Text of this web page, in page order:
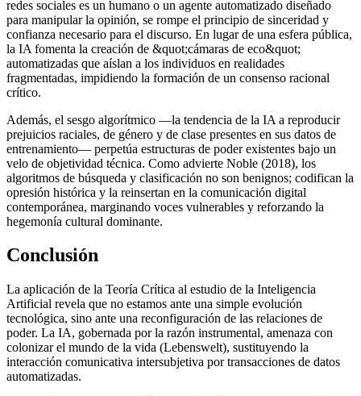
redes sociales es un humano o un agente automatizado diseñado
para manipular la opinión, se rompe el principio de sinceridad y
confianza necesario para el discurso. En lugar de una esfera pública,
la IA fomenta la creación de &quot;cámaras de eco&quot;
automatizadas que aíslan a los individuos en realidades
fragmentadas, impidiendo la formación de un consenso racional
crítico.
Además, el sesgo algorítmico —la tendencia de la IA a reproducir
prejuicios raciales, de género y de clase presentes en sus datos de
entrenamiento— perpetúa estructuras de poder existentes bajo un
velo de objetividad técnica. Como advierte Noble (2018), los
algoritmos de búsqueda y clasificación no son benignos; codifican la
opresión histórica y la reinsertan en la comunicación digital
contemporánea, marginando voces vulnerables y reforzando la
hegemonía cultural dominante.
Conclusión
La aplicación de la Teoría Crítica al estudio de la Inteligencia
Artificial revela que no estamos ante una simple evolución
tecnológica, sino ante una reconfiguración de las relaciones de
poder. La IA, gobernada por la razón instrumental, amenaza con
colonizar el mundo de la vida (Lebenswelt), sustituyendo la
interacción comunicativa intersubjetiva por transacciones de datos
automatizadas.